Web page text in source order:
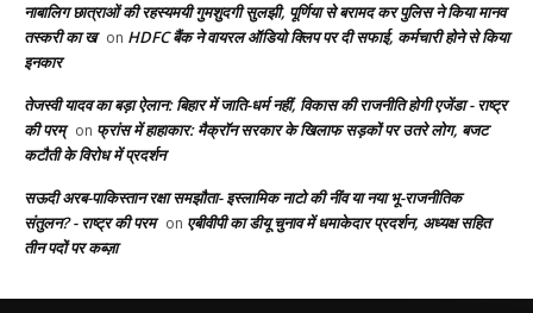
नाबालिग छात्राओं की रहस्यमयी गुमशुदगी सुलझी, पूर्णिया से बरामद कर पुलिस ने किया मानव
तस्करी का ख on HDFC बैंक ने वायरल ऑडियो क्लिप पर दी सफाई, कर्मचारी होने से किया
इनकार
तेजस्वी यादव का बड़ा ऐलान: बिहार में जाति-धर्म नहीं, विकास की राजनीति होगी एजेंडा - राष्ट्र
की परम् on फ्रांस में हाहाकार: मैक्रॉन सरकार के खिलाफ सड़कों पर उतरे लोग, बजट
कटौती के विरोध में प्रदर्शन
सऊदी अरब-पाकिस्तान रक्षा समझौता- इस्लामिक नाटो की नींव या नया भू-राजनीतिक
संतुलन? - राष्ट्र की परम on एबीवीपी का डीयू चुनाव में धमाकेदार प्रदर्शन, अध्यक्ष सहित
तीन पदों पर कब्ज़ा